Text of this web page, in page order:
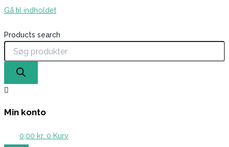
Gå til indholdet
Products search
Min konto
0,00 kr. 0 Kurv